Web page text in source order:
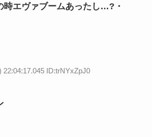
時エヴァブームあったし…?・
22:04:17.045 ID:trNYxZpJ0